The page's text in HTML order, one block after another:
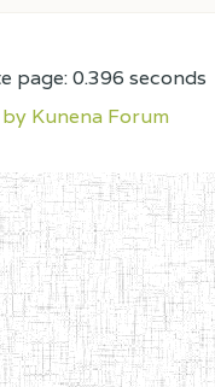
page: 0.396 seconds
Kunena Forum